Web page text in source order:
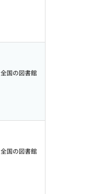
全国の図書館
全国の図書館